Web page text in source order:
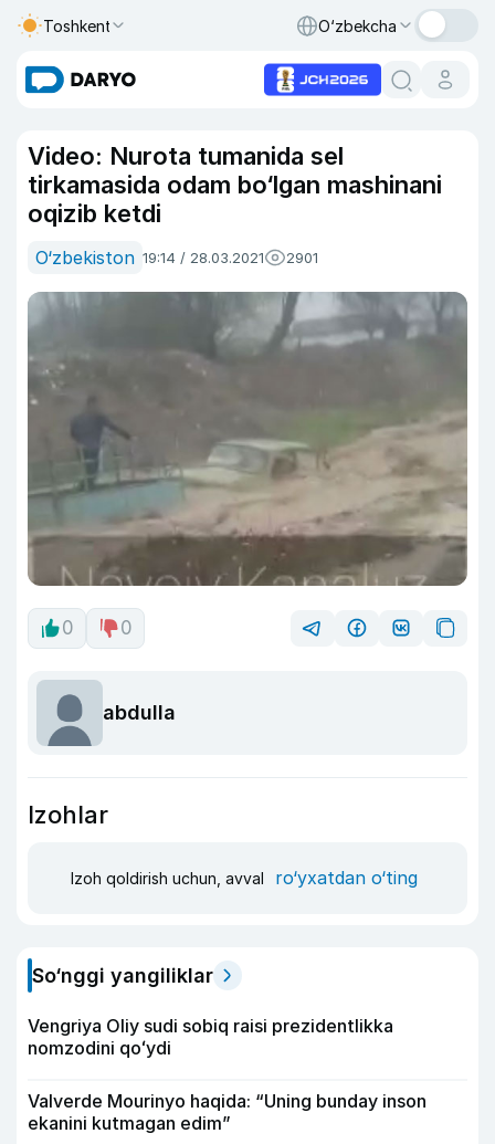
Toshkent O‘zbekcha
Video: Nurota tumanida sel
tirkamasida odam bo‘lgan mashinani
oqizib ketdi
O‘zbekiston 19:14 / 28.03.2021 2901
0 0
abdulla
Izohlar
Izoh qoldirish uchun, avval ro‘yxatdan o‘ting
So‘nggi yangiliklar
Vengriya Oliy sudi sobiq raisi prezidentlikka
nomzodini qoʻydi
Valverde Mourinyo haqida: “Uning bunday inson
ekanini kutmagan edim”